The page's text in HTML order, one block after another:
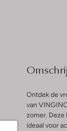
Ontdek de
van
zomer.
ideaal voor